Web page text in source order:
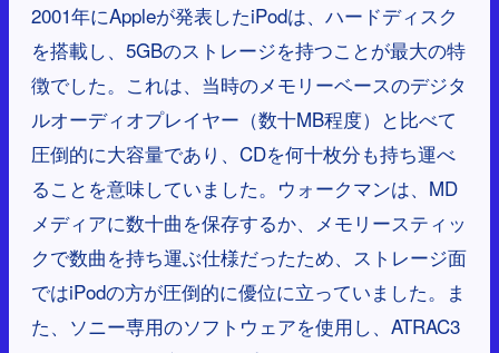
2001年にAppleが発表したiPodは、ハードディスク
を搭載し、5GBのストレージを持つことが最大の特
徴でした。これは、当時のメモリーベースのデジタ
ルオーディオプレイヤー（数十MB程度）と比べて
圧倒的に大容量であり、CDを何十枚分も持ち運べ
ることを意味していました。ウォークマンは、MD
メディアに数十曲を保存するか、メモリースティッ
クで数曲を持ち運ぶ仕様だったため、ストレージ面
ではiPodの方が圧倒的に優位に立っていました。ま
た、ソニー専用のソフトウェアを使用し、ATRAC3